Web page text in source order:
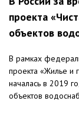
проекта
объектов
В рамках
проекта «Жилье и
началась в 2019
объектов